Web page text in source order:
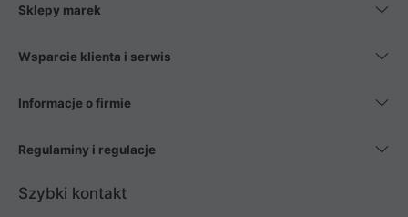
Sklepy marek
Wsparcie klienta i serwis
Informacje o firmie
Regulaminy i regulacje
Szybki kontakt